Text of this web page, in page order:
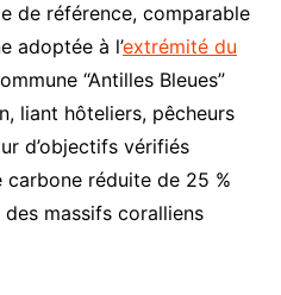
de référence, comparable
adoptée à l’extrémité du
“Antilles Bleues”
liant hôteliers, pêcheurs
d’objectifs vérifiés
carbone réduite de 25 %
massifs coralliens